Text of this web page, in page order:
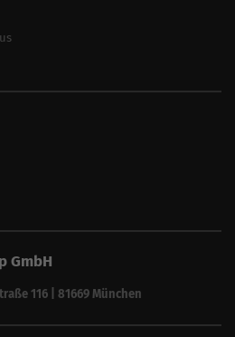
GmbH
116 | 81669 München